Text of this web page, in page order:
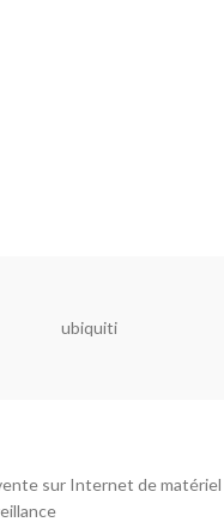
ubiquiti
sur Internet de matériel